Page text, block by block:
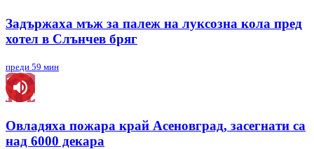
Задържаха мъж за палеж на луксозна кола пред
хотел в Слънчев бряг
преди 59 мин
Овладяха пожара край Асеновград, засегнати са
над 6000 декара